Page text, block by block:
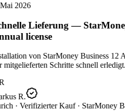
2026
Lieferung —
license
von StarMoney Business 12
mitgelieferten Schritte schnell erledigt.
R.
· Verifizierter Kauf · StarMoney